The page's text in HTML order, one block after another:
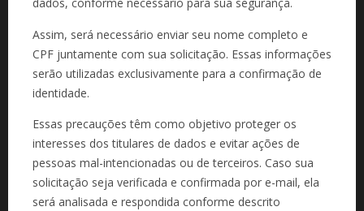
dados, conforme necessário para sua segurança.
Assim, será necessário enviar seu nome completo e
CPF juntamente com sua solicitação. Essas informações
serão utilizadas exclusivamente para a confirmação de
identidade.
Essas precauções têm como objetivo proteger os
interesses dos titulares de dados e evitar ações de
pessoas mal-intencionadas ou de terceiros. Caso sua
solicitação seja verificada e confirmada por e-mail, ela
será analisada e respondida conforme descrito